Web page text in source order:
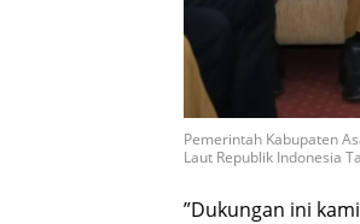
Pemerintah Kabupaten
Laut Republik Indonesia
​”Dukungan ini